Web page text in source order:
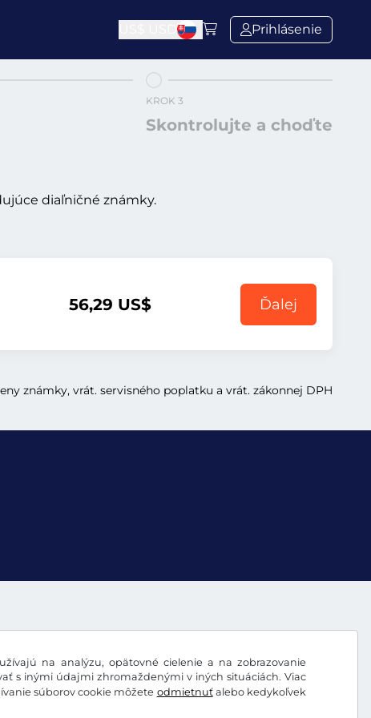
na analýzu, opätovné cielenie a na zobrazovanie
s inými údajmi zhromaždenými v iných situáciách. Viac
súborov cookie môžete odmietnuťalebo kedykoľvek
Prihlásenie
KROK 3
Skontrolujte a choďte
diaľničné známky.
56,29 US$ Ďalej
známky, vrát. servisného poplatku a vrát. zákonnej DPH